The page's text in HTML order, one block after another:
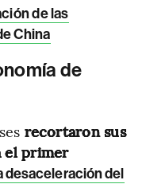
de las
China
de
recortaron sus
el primer
desaceleración del